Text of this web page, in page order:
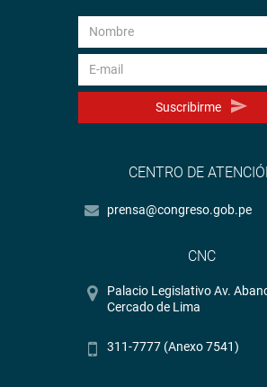
Suscribirme
CENTRO DE
prensa@congreso.gob.pe
CNC
Palacio Legislativo Av.
Cercado de Lima
311-7777 (Anexo 7541)